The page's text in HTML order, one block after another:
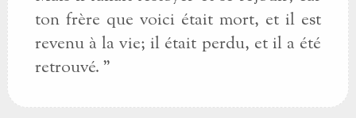
ton frère que voici était mort, et il est
revenu à la vie; il était perdu, et il a été
retrouvé. "